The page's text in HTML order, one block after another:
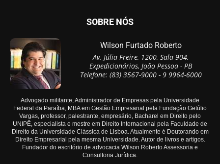
SOBRE NÓS
Wilson Furtado Roberto
Av. Júlia Freire, 1200, Sala 904,
Expedicionários, João Pessoa - PB
Telefone: (83) 3567-9000 - 9 9964-6000
Advogado militante, Administrador de Empresas pela Universidade
Federal da Paraíba, MBA em Gestão Empresarial pela Fundação Getúlio
Vargas, professor, palestrante, empresário, Bacharel em Direito pelo
UNIPÊ, especialista e mestre em Direito Internacional pela Faculdade de
Direito da Universidade Clássica de Lisboa. Atualmente é Doutorando em
Direito Empresarial pela mesma Universidade. Autor de livros e artigos.
Fundador do escritório de advocacia Wilson Roberto Assessoria e
Consultoria Jurídica.